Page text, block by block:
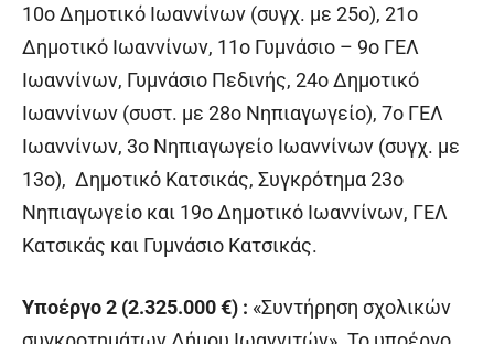
10ο Δημοτικό Ιωαννίνων (συγχ. με 25ο), 21ο
Δημοτικό Ιωαννίνων, 11ο Γυμνάσιο – 9ο ΓΕΛ
Ιωαννίνων, Γυμνάσιο Πεδινής, 24ο Δημοτικό
Ιωαννίνων (συστ. με 28ο Νηπιαγωγείο), 7ο ΓΕΛ
Ιωαννίνων, 3ο Νηπιαγωγείο Ιωαννίνων (συγχ. με
13ο), Δημοτικό Κατσικάς, Συγκρότημα 23ο
Νηπιαγωγείο και 19ο Δημοτικό Ιωαννίνων, ΓΕΛ
Κατσικάς και Γυμνάσιο Κατσικάς.
Υποέργο 2 (2.325.000 €) : «Συντήρηση σχολικών